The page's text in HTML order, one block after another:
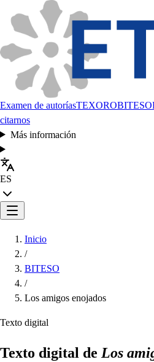
Examen de autoríasTEXOROBITESO
citarnos
Más información
ES
Inicio
/
BITESO
/
Los amigos enojados
Texto digital
Texto digital de Los